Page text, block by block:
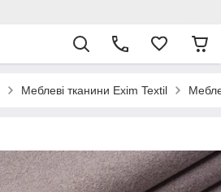
Меблеві тканини Exim Textil